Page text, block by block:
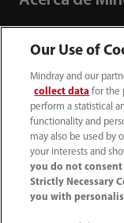
Información
Our Use of
Mindray and our
collect data for the
perform a statistical
functionality and
may also be used by
your interests and
you do not consent
Strictly Necessary
you with